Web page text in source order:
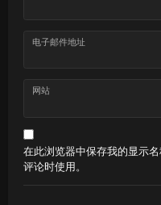
电子邮件地址
网站
在此浏览器中保存我的显示
评论时使用。